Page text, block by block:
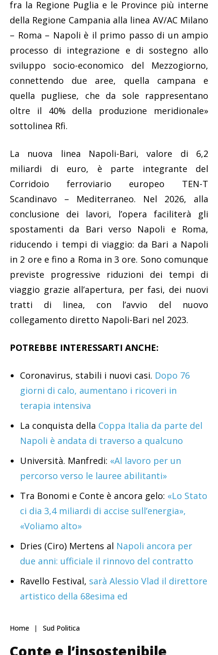
fra la Regione Puglia e le Province più interne
della Regione Campania alla linea AV/AC Milano
– Roma – Napoli è il primo passo di un ampio
processo di integrazione e di sostegno allo
sviluppo socio-economico del Mezzogiorno,
connettendo due aree, quella campana e
quella pugliese, che da sole rappresentano
oltre il 40% della produzione meridionale»
sottolinea Rfi.
La nuova linea Napoli-Bari, valore di 6,2
miliardi di euro, è parte integrante del
Corridoio ferroviario europeo TEN-T
Scandinavo – Mediterraneo. Nel 2026, alla
conclusione dei lavori, l’opera faciliterà gli
spostamenti da Bari verso Napoli e Roma,
riducendo i tempi di viaggio: da Bari a Napoli
in 2 ore e fino a Roma in 3 ore. Sono comunque
previste progressive riduzioni dei tempi di
viaggio grazie all’apertura, per fasi, dei nuovi
tratti di linea, con l’avvio del nuovo
collegamento diretto Napoli-Bari nel 2023.
POTREBBE INTERESSARTI ANCHE:
Coronavirus, stabili i nuovi casi. Dopo 76
giorni di calo, aumentano i ricoveri in
terapia intensiva
La conquista della Coppa Italia da parte del
Napoli è andata di traverso a qualcuno
Università. Manfredi: «Al lavoro per un
percorso verso le lauree abilitanti»
Tra Bonomi e Conte è ancora gelo: «Lo Stato
ci dia 3,4 miliardi di accise sull’energia»,
«Voliamo alto»
Dries (Ciro) Mertens al Napoli ancora per
due anni: ufficiale il rinnovo del contratto
Ravello Festival, sarà Alessio Vlad il direttore
artistico della 68esima ed
Home Sud Politica
Conte e l’insostenibile